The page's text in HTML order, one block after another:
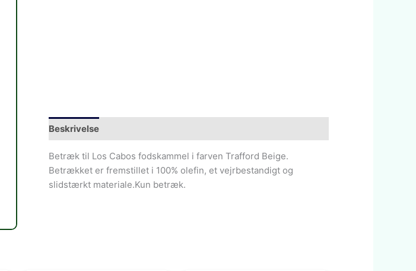
Beskrivelse
Betræk til Los Cabos fodskammel i farven Trafford Beige.
Betrækket er fremstillet i 100% olefin, et vejrbestandigt og
slidstærkt materiale.Kun betræk.